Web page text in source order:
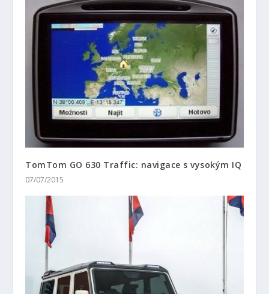
TomTom GO 630 Traffic: navigace s vysokým IQ
07/07/2015